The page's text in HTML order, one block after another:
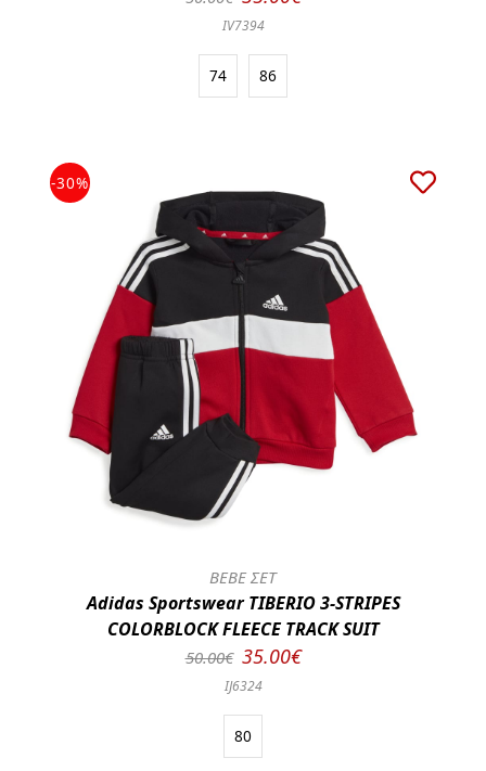
IV7394
74 86
-30%
BEBE ΣΕΤ
Adidas Sportswear TIBERIO 3-STRIPES
COLORBLOCK FLEECE TRACK SUIT
50.00€ 35.00€
IJ6324
80